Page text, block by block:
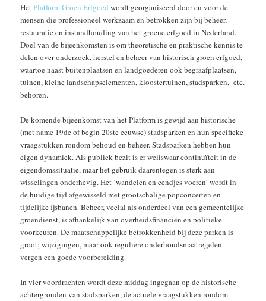
HetPlatform Groen Erfgoed wordt georganiseerd door en voor de
mensen die professioneel werkzaam en betrokken zijn bij beheer,
restauratie en instandhouding van het groene erfgoed in Nederland.
Doel van de bijeenkomsten is om theoretische en praktische kennis te
delen over onderzoek, herstel en beheer van historisch groen erfgoed,
waartoe naast buitenplaatsen en landgoederen ook begraafplaatsen,
tuinen, kleine landschapselementen, kloostertuinen, stadsparken, etc.
behoren.
De komende bijeenkomst van het Platform is gewijd aan historische
(met name 19de of begin 20ste eeuwse) stadsparken en hun specifieke
vraagstukken rondom behoud en beheer. Stadsparken hebben hun
eigen dynamiek. Als publiek bezit is er weliswaar continuïteit in de
eigendomssituatie, maar het gebruik daarentegen is sterk aan
wisselingen onderhevig. Het ‘wandelen en eendjes voeren’ wordt in
de huidige tijd afgewisseld met grootschalige popconcerten en
tijdelijke ijsbanen. Beheer, veelal als onderdeel van een gemeentelijke
groendienst, is afhankelijk van overheidsfinanciën en politieke
voorkeuren. De maatschappelijke betrokkenheid bij deze parken is
groot; wijzigingen, maar ook reguliere onderhoudsmaatregelen
vergen een goede voorbereiding.
In vier voordrachten wordt deze middag ingegaan op de historische
achtergronden van stadsparken, de actuele vraagstukken rondom